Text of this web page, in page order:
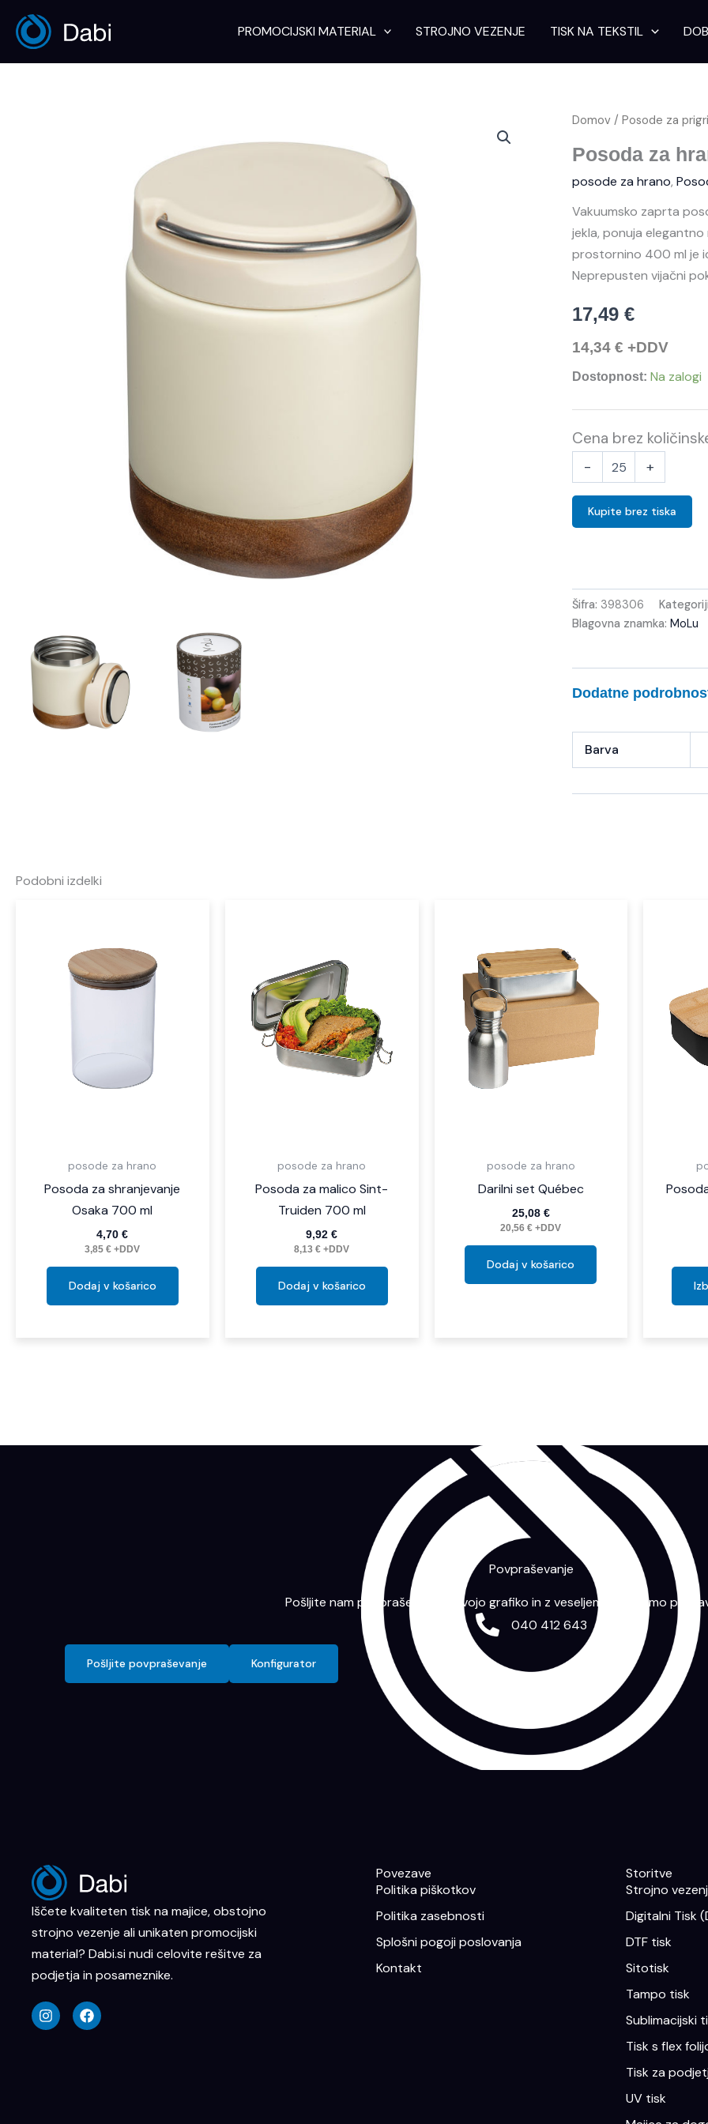
content
PROMOCIJSKI MATERIAL STROJNO VEZENJE TISK NA TEKSTIL
Domov /Posode za
Posoda za
posode za hrano,
Vakuumsko zaprta
jekla, ponuja
prostornino 400 ml je
Neprepusten vijačni
17,49€
14,34€ +DDV
Dostopnost: Na zalogi
Cena brez
-
Posoda
hrano
Porto
Cervo
ml
količina
+
Kupite brez tiska
Šifra: 398306
Blagovna znamka:MoLu
Dodatne
Barva
Podobni izdelki
posode za hrano
Posoda za shranjevanje
Osaka 700 ml
4,70€
3,85€ +DDV
Dodaj v košarico
posode za hrano
Posoda za malico Sint-
Truiden 700 ml
9,92€
8,13€ +DDV
Dodaj v košarico
posode za hrano
Darilni set Québec
25,08 €
20,56€ +DDV
Dodaj v košarico
Povpraševanje
Pošljite nam povpraševanje s svojo grafiko in z veseljem vam bomo
040 412 643
Pošljite povpraševanje Konfigurator
Iščete kvaliteten tisk na majice, obstojno
strojno vezenje ali unikaten promocijski
material? Dabi.si nudi celovite rešitve za
podjetja in posameznike.
n
s
t
a
c
e
Povezave
Politika piškotkov
Politika zasebnosti
Splošni pogoji poslovanja
Kontakt
Storitve
Strojno
Digitalni Tisk
DTF tisk
Sitotisk
Tampo tisk
Sublimacijski
Tisk s flex
Tisk za
UV tisk